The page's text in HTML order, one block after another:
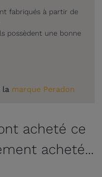
fabriqués à partir de
possèdent une bonne
la marque Peradon
acheté ce
acheté...